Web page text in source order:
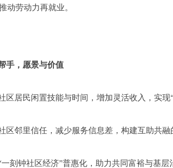
动劳动力再就业。
手， 愿景与价值
区居民闲置技能与时间，增加灵活收入，实现“
区邻里信任，减少服务信息差，构建互助共融
一刻钟社区经济”普惠化，助力共同富裕与基层